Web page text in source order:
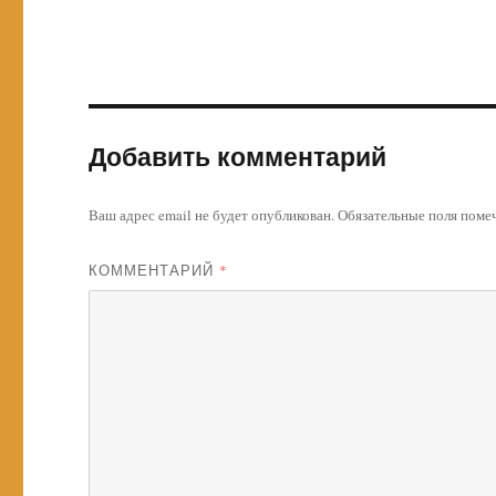
Добавить комментарий
Ваш адрес email не будет опубликован.Обязательные поля
КОММЕНТАРИЙ *